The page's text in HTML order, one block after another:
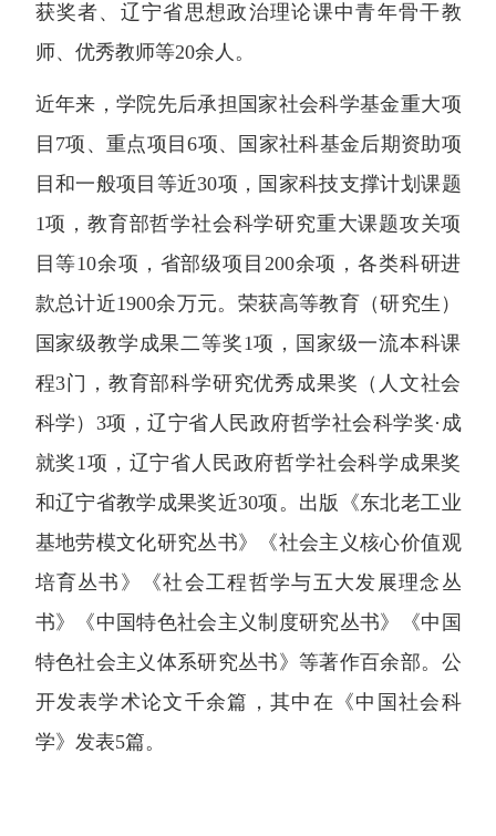
获奖者、辽宁省思想政治理论课中青年骨干教
师、优秀教师等20余人。
近年来，学院先后承担国家社会科学基金重大项
目7项、重点项目6项、国家社科基金后期资助项
目和一般项目等近30项，国家科技支撑计划课题
1项，教育部哲学社会科学研究重大课题攻关项
目等10余项，省部级项目200余项，各类科研进
款总计近1900余万元。荣获高等教育（研究生）
国家级教学成果二等奖1项，国家级一流本科课
程3门，教育部科学研究优秀成果奖（人文社会
科学）3项，辽宁省人民政府哲学社会科学奖·成
就奖1项，辽宁省人民政府哲学社会科学成果奖
和辽宁省教学成果奖近30项。出版《东北老工业
基地劳模文化研究丛书》《社会主义核心价值观
培育丛书》《社会工程哲学与五大发展理念丛
书》《中国特色社会主义制度研究丛书》《中国
特色社会主义体系研究丛书》等著作百余部。公
开发表学术论文千余篇，其中在《中国社会科
学》发表5篇。